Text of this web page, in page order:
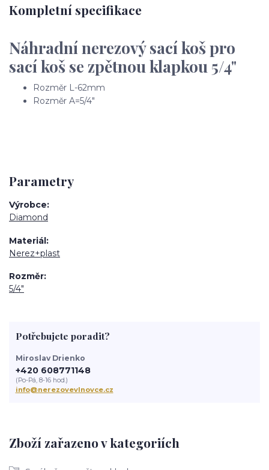
Kompletní specifikace
Náhradní nerezový sací koš pro
sací koš se zpětnou klapkou 5/4"
Rozměr L-62mm
Rozměr A=5/4"
Parametry
Výrobce
Diamond
Materiál
Nerez+plast
Rozměr
5/4"
Zboží zařazeno v kategoriích
Potřebujete poradit?
Miroslav Drienko
+420 608771148
(Po-Pá, 8-16 hod.)
info@nerezovevlnovce.cz